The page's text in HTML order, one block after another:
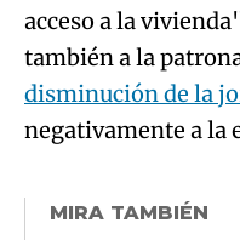
acceso a la
también a la
disminución de la
negativamente a la
MIRA TAMBIÉN